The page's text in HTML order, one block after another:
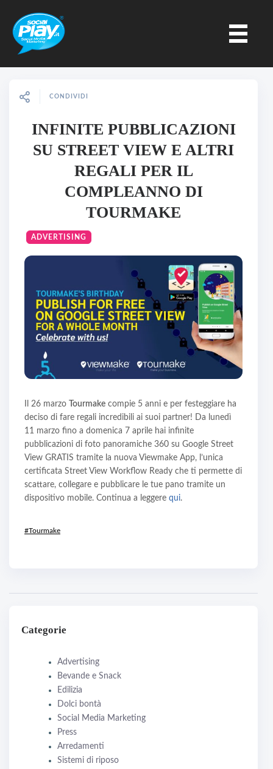
CONDIVIDI
INFINITE PUBBLICAZIONI
SU STREET VIEW E ALTRI
REGALI PER IL
COMPLEANNO DI
TOURMAKE
ADVERTISING
Il 26 marzo Tourmake compie 5 anni e per festeggiare ha
deciso di fare regali incredibili ai suoi partner! Da lunedì
11 marzo fino a domenica 7 aprile hai infinite
pubblicazioni di foto panoramiche 360 su Google Street
View GRATIS tramite la nuova Viewmake App, l’unica
certificata Street View Workflow Ready che ti permette di
scattare, collegare e pubblicare le tue pano tramite un
dispositivo mobile. Continua a leggere qui.
#Tourmake
Categorie
Advertising
Bevande e Snack
Edilizia
Dolci bontà
Social Media Marketing
Press
Arredamenti
Sistemi di riposo